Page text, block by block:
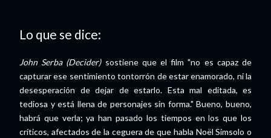
Lo que se dice:
John Serba (Decider)sostiene que el film "no es capaz de
capturar ese sentimiento tontorrón de estar enamorado, ni la
desesperación de dejar de estarlo. Esta mal editada, es
tediosa y está llena de personajes sin forma." Bueno, bueno,
habrá que verla; ya han pasado los tiempos en los que los
críticos, afectados de la ceguera de que habla Noël Simsolo o